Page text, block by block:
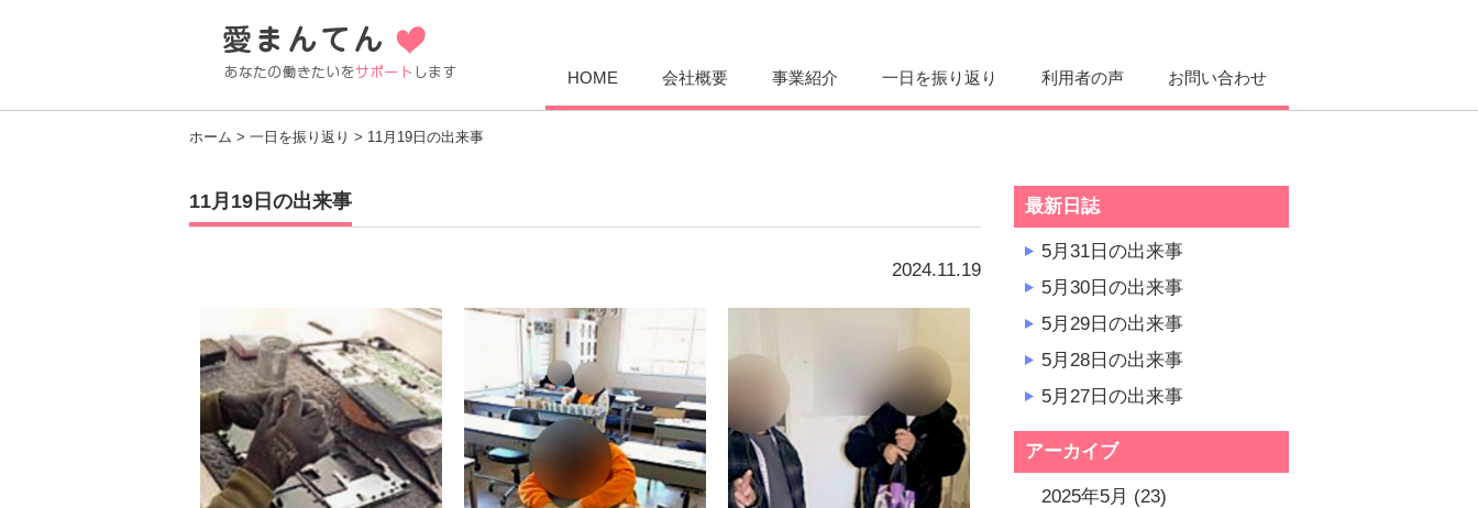
HOME 会社概要 事業紹介 一日を振り返り 利用者の声 お問い合わせ
ホーム > 一日を振り返り > 11月19日の出来事
11月19日の出来事
2024.11.19
最新日誌
5月31日の出来事
5月30日の出来事
5月29日の出来事
5月28日の出来事
5月27日の出来事
アーカイブ
2025年5月 (23)